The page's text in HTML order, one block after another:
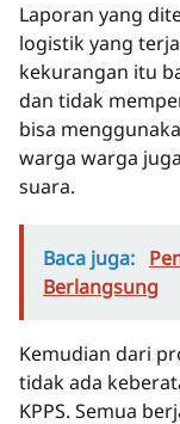
Laporan yang
logistik yang
kekurangan itu
dan tidak
bisa
warga warga
suara.
Baca juga:
Berlangsung
Kemudian dari
tidak ada
KPPS. Semua